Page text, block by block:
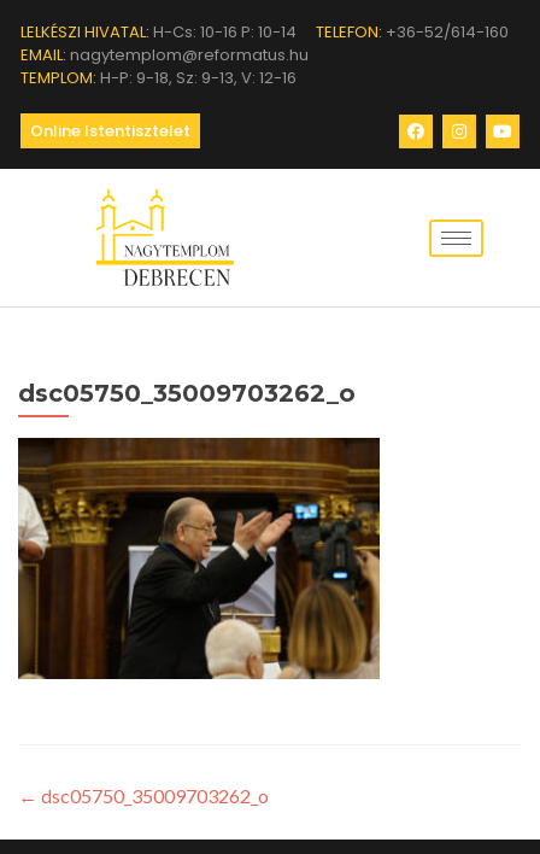
LELKÉSZI HIVATAL: H-Cs: 10-16 P: 10-14 TELEFON: +36-52/614-160
EMAIL: nagytemplom@reformatus.hu
TEMPLOM: H-P: 9-18, Sz: 9-13, V: 12-16
Online Istentisztelet
dsc05750_35009703262_o
← dsc05750_35009703262_o